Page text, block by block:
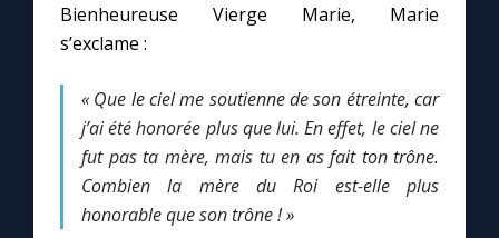
Une neuvaine
À la une
1000 Raisons de Croire
Chapelet pour le monde
Bienheureuse Vierge Marie, Marie
s’exclame :
« Que le ciel me soutienne de son étreinte, car
j’ai été honorée plus que lui. En effet, le ciel ne
fut pas ta mère, mais tu en as fait ton trône.
Combien la mère du Roi est-elle plus
honorable que son trône ! »